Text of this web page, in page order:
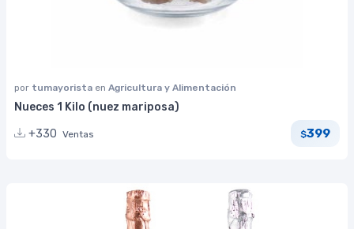
por tumayorista en Agricultura y Alimentación
Nueces 1 Kilo (nuez mariposa)
+330 Ventas $399